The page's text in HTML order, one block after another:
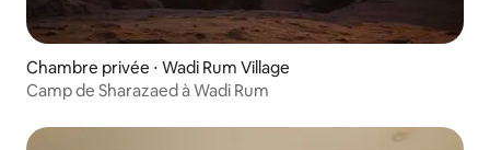
Chambre privée ⋅ Wadi Rum Village
Camp de Sharazaed à Wadi Rum